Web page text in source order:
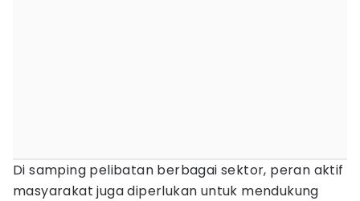
Di samping pelibatan berbagai sektor, peran aktif
masyarakat juga diperlukan untuk mendukung